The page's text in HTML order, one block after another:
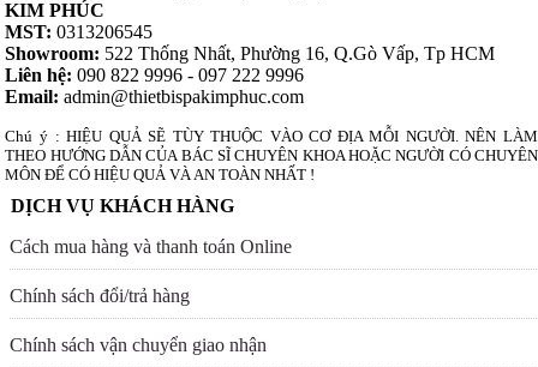
KIM PHÚC
MST: 0313206545
Showroom: 522 Thống Nhất, Phường 16, Q.Gò Vấp, Tp HCM
Liên hệ: 090 822 9996 - 097 222 9996
Email: admin@thietbispakimphuc.com
Chú ý : HIỆU QUẢ SẼ TÙY THUỘC VÀO CƠ ĐỊA MỖI NGƯỜI. NÊN LÀM
THEO HƯỚNG DẪN CỦA BÁC SĨ CHUYÊN KHOA HOẶC NGƯỜI CÓ CHUYÊN
MÔN ĐỂ CÓ HIỆU QUẢ VÀ AN TOÀN NHẤT !
DỊCH VỤ KHÁCH HÀNG
Cách mua hàng và thanh toán Online
Chính sách đổi/trả hàng
Chính sách vận chuyển giao nhận